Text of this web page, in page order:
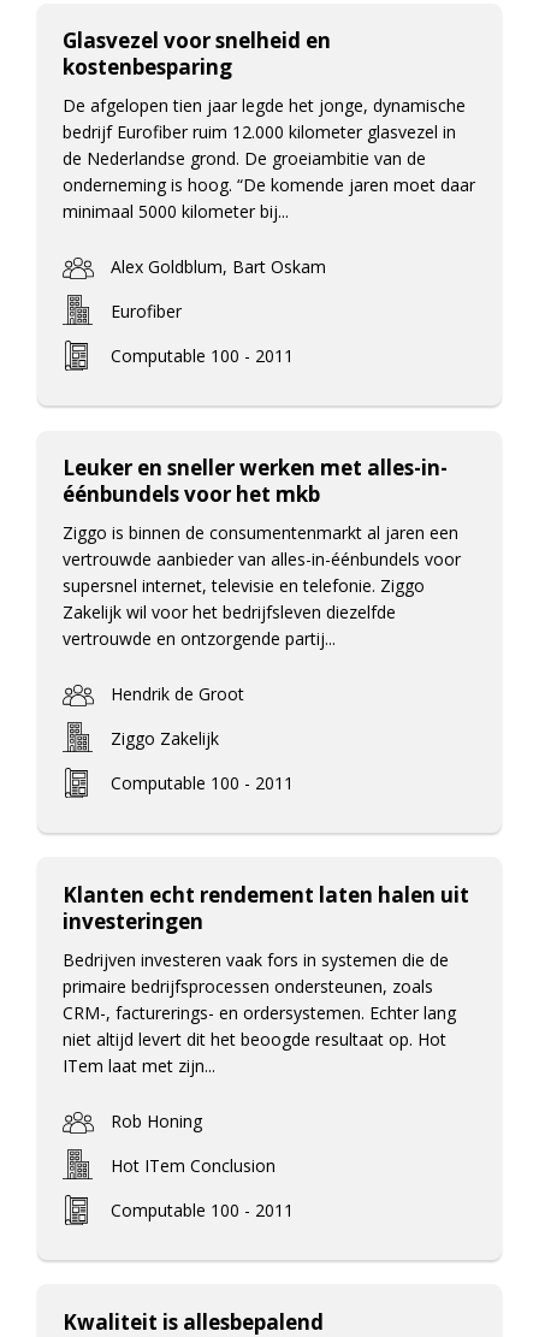
Glasvezel voor snelheid en
kostenbesparing
De afgelopen tien jaar legde het jonge, dynamische
bedrijf Eurofiber ruim 12.000 kilometer glasvezel in
de Nederlandse grond. De groeiambitie van de
onderneming is hoog. “De komende jaren moet daar
minimaal 5000 kilometer bij...
Alex Goldblum, Bart Oskam
Eurofiber
Computable 100 - 2011
Leuker en sneller werken met alles-in-
éénbundels voor het mkb
Ziggo is binnen de consumentenmarkt al jaren een
vertrouwde aanbieder van alles-in-éénbundels voor
supersnel internet, televisie en telefonie. Ziggo
Zakelijk wil voor het bedrijfsleven diezelfde
vertrouwde en ontzorgende partij...
Hendrik de Groot
Ziggo Zakelijk
Computable 100 - 2011
Klanten echt rendement laten halen uit
investeringen
Bedrijven investeren vaak fors in systemen die de
primaire bedrijfsprocessen ondersteunen, zoals
CRM-, facturerings- en ordersystemen. Echter lang
niet altijd levert dit het beoogde resultaat op. Hot
ITem laat met zijn...
Rob Honing
Hot ITem Conclusion
Computable 100 - 2011
Kwaliteit is allesbepalend